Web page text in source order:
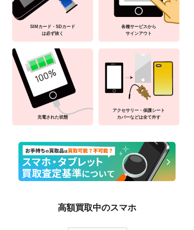
SIMカード・SDカード
は必ず抜く
各種サービスから
サインアウト
充電された状態
アクセサリー・保護シート
カバーなどは全て外す
高額買取中のスマホ